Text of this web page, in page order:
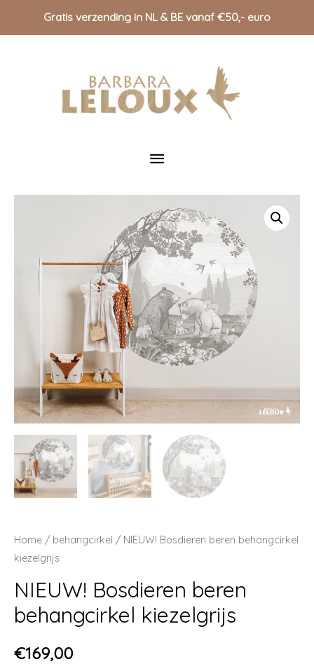
Gratis verzending in NL & BE vanaf €50,- euro
Hoofdmenu
Home / behangcirkel / NIEUW! Bosdieren beren behangcirkel
kiezelgrijs
NIEUW! Bosdieren beren
behangcirkel kiezelgrijs
€169,00